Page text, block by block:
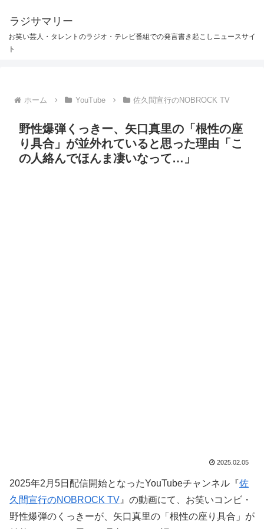
ラジサマリー
お笑い芸人・タレントのラジオ・テレビ番組での発言書き起こしニュースサイ
ト
ホーム YouTube 佐久間宣行のNOBROCK TV
野性爆弾くっきー、矢口真里の「根性の座
り具合」が並外れていると思った理由「こ
の人絡んでほんま凄いなって…」
2025.02.05
2025年2月5日配信開始となったYouTubeチャンネル『佐
久間宣行のNOBROCK TV 』の動画にて、お笑いコンビ・
野性爆弾のくっきーが、矢口真里の「根性の座り具合」が